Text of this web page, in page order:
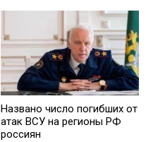
Названо число погибших от
атак ВСУ на регионы РФ
россиян